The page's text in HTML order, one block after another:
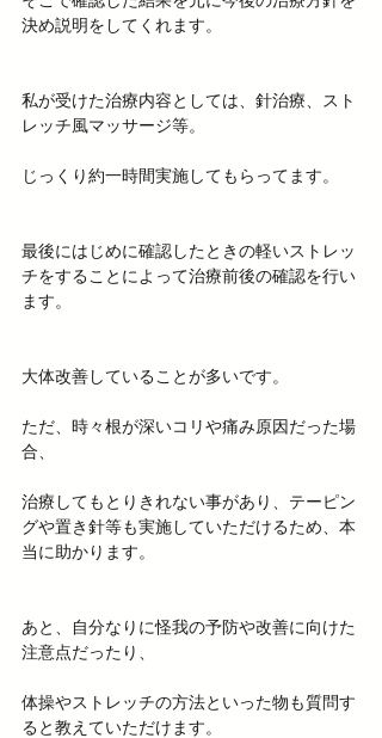
決め説明をしてくれます。
私が受けた治療内容としては、針治療、スト
レッチ風マッサージ等。
じっくり約一時間実施してもらってます。
最後にはじめに確認したときの軽いストレッ
チをすることによって治療前後の確認を行い
ます。
大体改善していることが多いです。
ただ、時々根が深いコリや痛み原因だった場
合、
治療してもとりきれない事があり、テーピン
グや置き針等も実施していただけるため、本
当に助かります。
あと、自分なりに怪我の予防や改善に向けた
注意点だったり、
体操やストレッチの方法といった物も質問す
ると教えていただけます。